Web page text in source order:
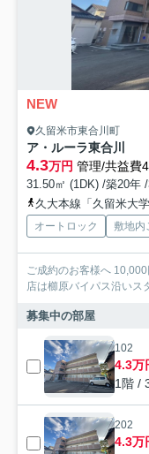
NEW
久留米市東合川町
ア・ルーラ東合川
4.3万円 管理/共益費
31.50㎡ (1DK) /築20年
久大本線「久留米大
オートロック 敷地内
ご成約のお客様へ
店は櫛原バイパス沿いス
募集中の部屋
102
4.3万
1階 /
202
4.3万